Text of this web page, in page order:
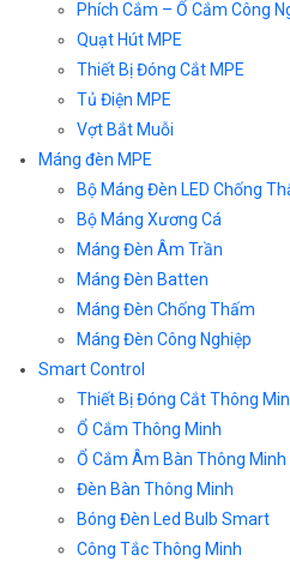
Phích Cắm – Ổ Cắm Công
Quạt Hút MPE
Thiết Bị Đóng Cắt MPE
Tủ Điện MPE
Vợt Bắt Muỗi
Máng đèn MPE
Bộ Máng Đèn LED Chống
Bộ Máng Xương Cá
Máng Đèn Âm Trần
Máng Đèn Batten
Máng Đèn Chống Thấm
Máng Đèn Công Nghiệp
Smart Control
Thiết Bị Đóng Cắt Thông
Ổ Cắm Thông Minh
Ổ Cắm Âm Bàn Thông Minh
Đèn Bàn Thông Minh
Bóng Đèn Led Bulb Smart
Công Tắc Thông Minh